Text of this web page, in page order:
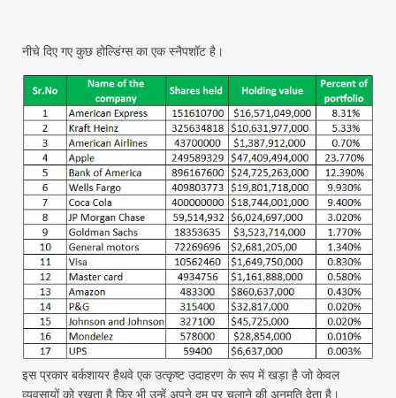
नीचे दिए गए कुछ होल्डिंग्स का एक स्नैपशॉट है।
इस प्रकार बर्कशायर हैथवे एक उत्कृष्ट उदाहरण के रूप में खड़ा है जो केवल
व्यवसायों को रखता है फिर भी उन्हें अपने दम पर चलाने की अनुमति देता है।